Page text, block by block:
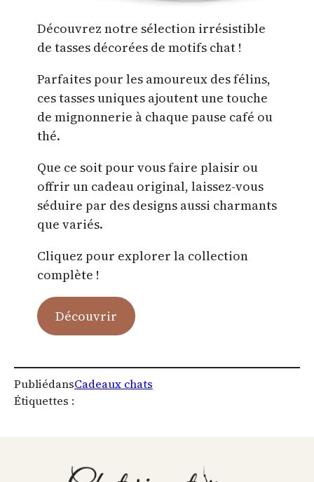
Découvrez notre sélection irrésistible
de tasses décorées de motifs chat !
Parfaites pour les amoureux des félins,
ces tasses uniques ajoutent une touche
de mignonnerie à chaque pause café ou
thé.
Que ce soit pour vous faire plaisir ou
offrir un cadeau original, laissez-vous
séduire par des designs aussi charmants
que variés.
Cliquez pour explorer la collection
complète !
Découvrir
PubliédansCadeaux chats
Étiquettes :